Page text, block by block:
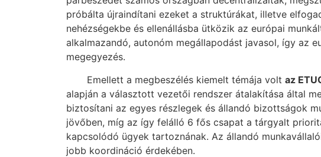
próbálta újraindítani ezeket a struktúrákat, illetve
nehézségekbe és ellenállásba ütközik az európai
alkalmazandó, autonóm megállapodást javasol, így az
megegyezés.
Emellett a megbeszélés kiemelt témája volt az
alapján a választott vezetői rendszer átalakítása által
biztosítani az egyes részlegek és állandó bizottságok
jövőben, míg az így felálló 6 fős csapat a tárgyalt
kapcsolódó ügyek tartoznának. Az állandó
jobb koordináció érdekében.